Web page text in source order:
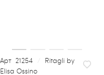
21254
Ritagli by
Elisa Ossino